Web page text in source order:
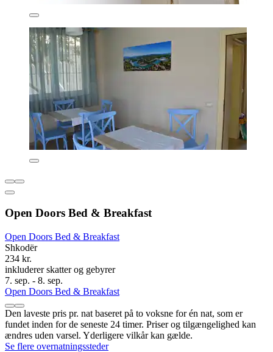
Open Doors Bed & Breakfast
Open Doors Bed & Breakfast
Shkodër
234 kr.
inkluderer skatter og gebyrer
7. sep. - 8. sep.
Open Doors Bed & Breakfast
Den laveste pris pr. nat baseret på to voksne for én nat, som er
fundet inden for de seneste 24 timer. Priser og tilgængelighed kan
ændres uden varsel. Yderligere vilkår kan gælde.
Se flere overnatningssteder